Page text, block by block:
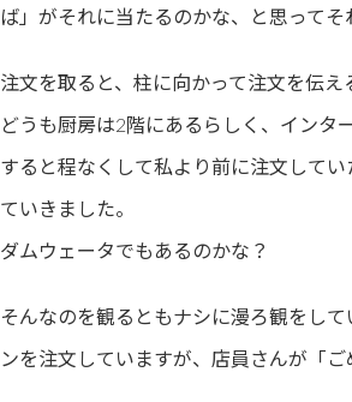
ば」がそれに当たるのかな、と思ってそ
注文を取ると、柱に向かって注文を伝え
どうも厨房は2階にあるらしく、インタ
すると程なくして私より前に注文して
ていきました。
ダムウェータでもあるのかな？
そんなのを観るともナシに漫ろ観をし
ンを注文していますが、店員さんが「